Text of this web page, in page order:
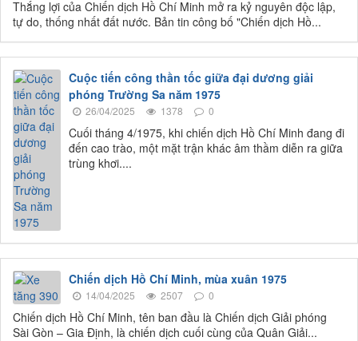
Thắng lợi của Chiến dịch Hồ Chí Minh mở ra kỷ nguyên độc lập,
tự do, thống nhất đất nước. Bản tin công bố "Chiến dịch Hồ...
Cuộc tiến công thần tốc giữa đại dương giải
phóng Trường Sa năm 1975
26/04/2025 1378 0
Cuối tháng 4/1975, khi chiến dịch Hồ Chí Minh đang đi
đến cao trào, một mặt trận khác âm thầm diễn ra giữa
trùng khơi....
Chiến dịch Hồ Chí Minh, mùa xuân 1975
14/04/2025 2507 0
Chiến dịch Hồ Chí Minh, tên ban đầu là Chiến dịch Giải phóng
Sài Gòn – Gia Định, là chiến dịch cuối cùng của Quân Giải...